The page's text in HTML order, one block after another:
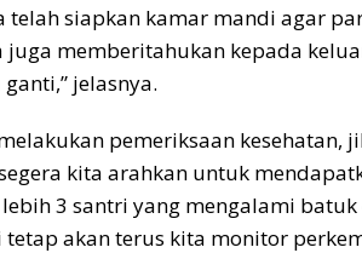
telah siapkan kamar mandi agar
juga memberitahukan kepada
jelasnya.
pemeriksaan kesehatan,
kita arahkan untuk
3 santri yang mengalami
akan terus kita monitor